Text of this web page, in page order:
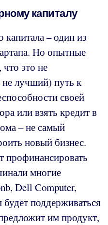
капиталу
– один из
Но опытные
это не
не лучший) путь к
своей
или взять кредит в
– не самый
новый бизнес.
профинансировать
многие
Dell Computer,
поддерживаться
им продукт,